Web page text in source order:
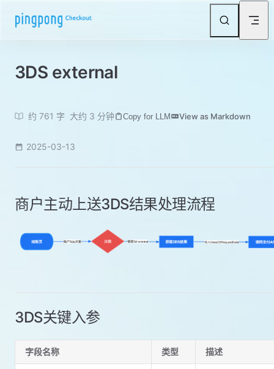
Skip to content
3DS external
约 761 字 大约 3 分钟 Copy for LLM View as Markdown
2025-03-13
商户主动上送3DS结果处理流程
3DS关键入参
字段名称 类型 描述